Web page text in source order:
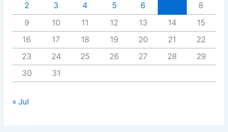
2
3 4 5 6
8
9
10 11 12 13 14
15
16
17 18 19 20 21
22
23
24 25 26 27 28
29
30
31
« Jul